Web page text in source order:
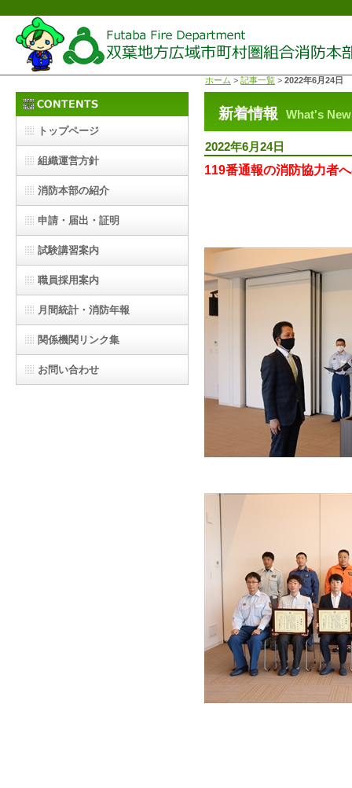
ホーム >記事一覧 >2022年6月24日
新着情報 What's New
2022年6月24日
119番通報の消防協力者
トップページ
組織運営方針
消防本部の紹介
申請・届出・証明
試験講習案内
職員採用案内
月間統計・消防年報
関係機関リンク集
お問い合わせ